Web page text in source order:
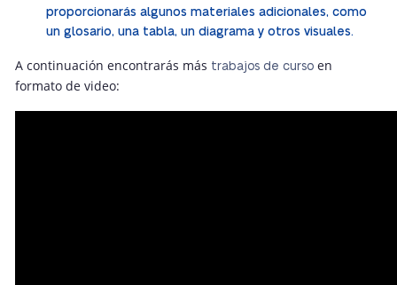
proporcionarás algunos materiales adicionales, como
un glosario, una tabla, un diagrama y otros visuales.
A continuación encontrarás más trabajos de curso en
formato de video: